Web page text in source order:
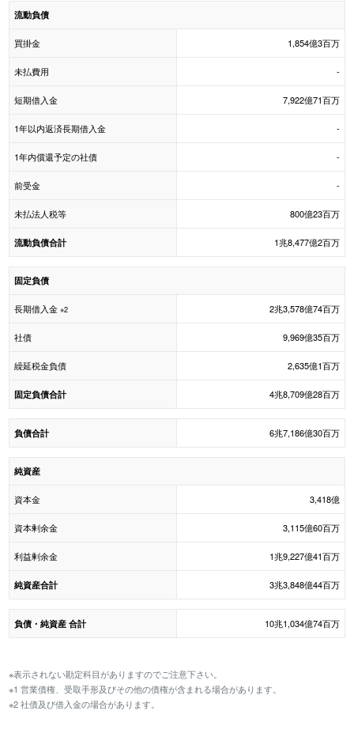
流動負債
買掛金 1,854億3百万
未払費用 -
短期借入金 7,922億71百万
1年以内返済長期借入金 -
1年内償還予定の社債 -
前受金 -
未払法人税等 800億23百万
流動負債合計 1兆8,477億2百万
固定負債
長期借入金 ※2 2兆3,578億74百万
社債 9,969億35百万
繰延税金負債 2,635億1百万
固定負債合計 4兆8,709億28百万
負債合計 6兆7,186億30百万
純資産
資本金 3,418億
資本剰余金 3,115億60百万
利益剰余金 1兆9,227億41百万
純資産合計 3兆3,848億44百万
負債・純資産 合計 10兆1,034億74百万
※表示されない勘定科目がありますのでご注意下さい。
※1 営業債権、受取手形及びその他の債権が含まれる場合があります。
※2 社債及び借入金の場合があります。